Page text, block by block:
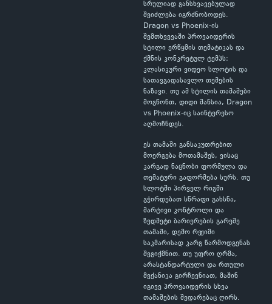
სრულიად განსხვავებულად
შეიძლება იგრძნობოდეს.
Dragon vs Phoenix-ის
შემთხვევაში პროვაიდერის
სტილი ერწყმის თემატიკას და
ქმნის კონკრეტულ ტემპს:
კლასიკური ვიდეო სლოტის და
სათავგადასავლო თემების
ნაზავი. თუ ამ სტილის თამაშები
მოგწონთ, დიდი შანსია, Dragon
vs Phoenix-იც საინტერესო
აღმოჩნდეს.
ეს თამაში განსაკუთრებით
მოერგება მოთამაშეს, ვისაც
კარგად ნაცნობი ფორმულა და
თემატური გაფორმება სურს. თუ
სლოტში პირველ რიგში
გჭირდებათ სწრაფი გახსნა,
მარტივი კონტროლი და
ზედმეტი ბარიერების გარეშე
თამაში, დემო რეჟიმი
საკმარისად კარგ წარმოდგენას
შეგიქმნით. თუ უფრო ღრმა,
არასტანდარტული და რთული
მექანიკა გირჩევნიათ, მაშინ
იგივე პროვაიდერის სხვა
თამაშების შედარებაც ღირს.